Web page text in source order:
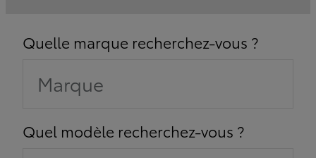
Quelle marque recherchez-vous ?
Marque
Quel modèle recherchez-vous ?